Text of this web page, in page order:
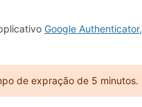
Google Authenticator,
de expração de 5 minutos.